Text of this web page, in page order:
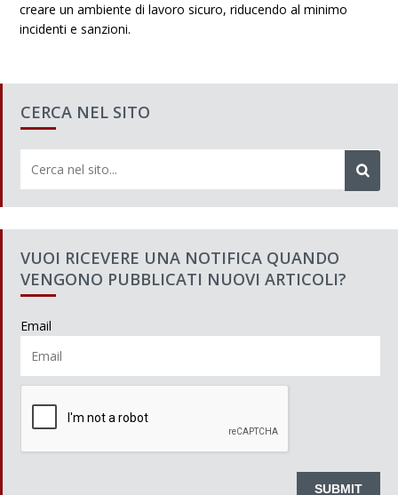
creare un ambiente di lavoro sicuro, riducendo al minimo
incidenti e sanzioni.
CERCA NEL SITO
VUOI RICEVERE UNA NOTIFICA QUANDO
VENGONO PUBBLICATI NUOVI ARTICOLI?
Email